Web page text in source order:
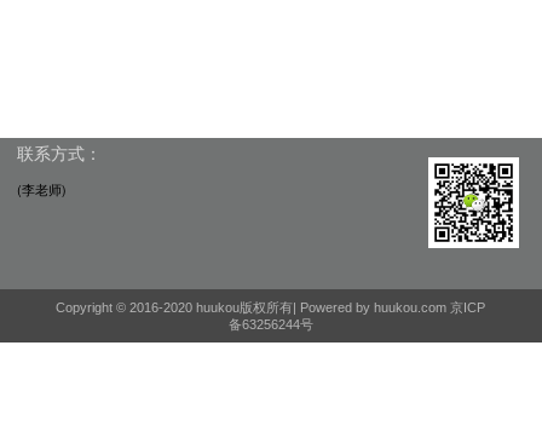
联系方式：
(李老师)
Copyright © 2016-2020 huukou版权所有| Powered by huukou.com 京ICP
备63256244号